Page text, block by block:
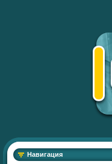
Навигация